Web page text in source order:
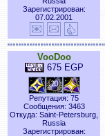
Зарегистрирован:
07.02.2001
VooDoo
675 EGP
Репутация: 75
Сообщения: 3463
Откуда: Saint-Petersburg,
Russia
Зарегистрирован: